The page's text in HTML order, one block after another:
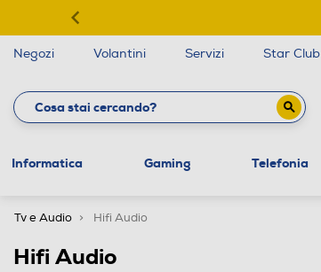
Negozi Volantini Servizi Star Club
Informatica Gaming Telefonia
Tv e Audio Hifi Audio
Hifi Audio